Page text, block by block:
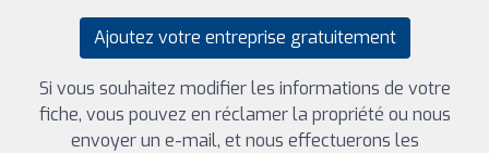
Ajoutez votre entreprise gratuitement
Si vous souhaitez modifier les informations de votre
fiche, vous pouvez en réclamer la propriété ou nous
envoyer un e-mail, et nous effectuerons les